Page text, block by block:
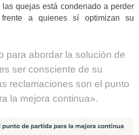
quejas está condenado a perder
a quienes sí optimizan su
para abordar la solución de
ser consciente de su
reclamaciones son el punto
la mejora continua».